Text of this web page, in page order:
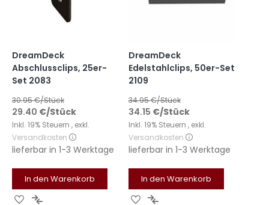
DreamDeck
Abschlussclips, 25er-
Set 2083
30.95€/Stück
29.40 €/Stück
Inkl. 19% Steuern , exkl.
Versandkosten
lieferbar in 1-3 Werktage
In den Warenkorb
Zur Zur
DreamDeck
Edelstahlclips, 50er-Set
2109
34.95€/Stück
34.15 €/Stück
Inkl. 19% Steuern , exkl.
Versandkosten
lieferbar in 1-3 Werktage
In den Warenkorb
Zur Zur